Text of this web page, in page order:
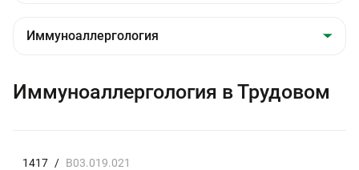
Иммуноаллергология в Трудовом
1417 / B03.019.021